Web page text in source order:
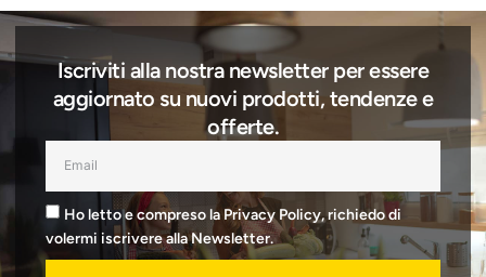
Iscriviti alla nostra newsletter per essere
aggiornato su nuovi prodotti, tendenze e
offerte.
Ho letto e compreso la Privacy Policy, richiedo di
volermi iscrivere alla Newsletter.